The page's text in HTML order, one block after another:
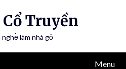
Cổ Truyền
làm nhà gỗ
Menu